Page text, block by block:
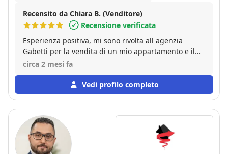
Recensito da Chiara B. (Venditore)
Recensione verificata
Esperienza positiva, mi sono rivolta all agenzia
Gabetti per la vendita di un mio appartamento e il
resoconto é stata una vendita nell arco di 3 mesi,
circa 2 mesi fa
Vedi profilo completo